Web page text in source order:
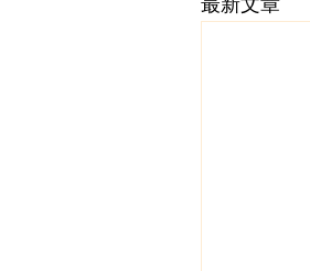
最新文章